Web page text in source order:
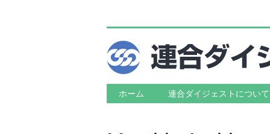
Main menu
Skip to content
ホーム 連合ダイジェストについて